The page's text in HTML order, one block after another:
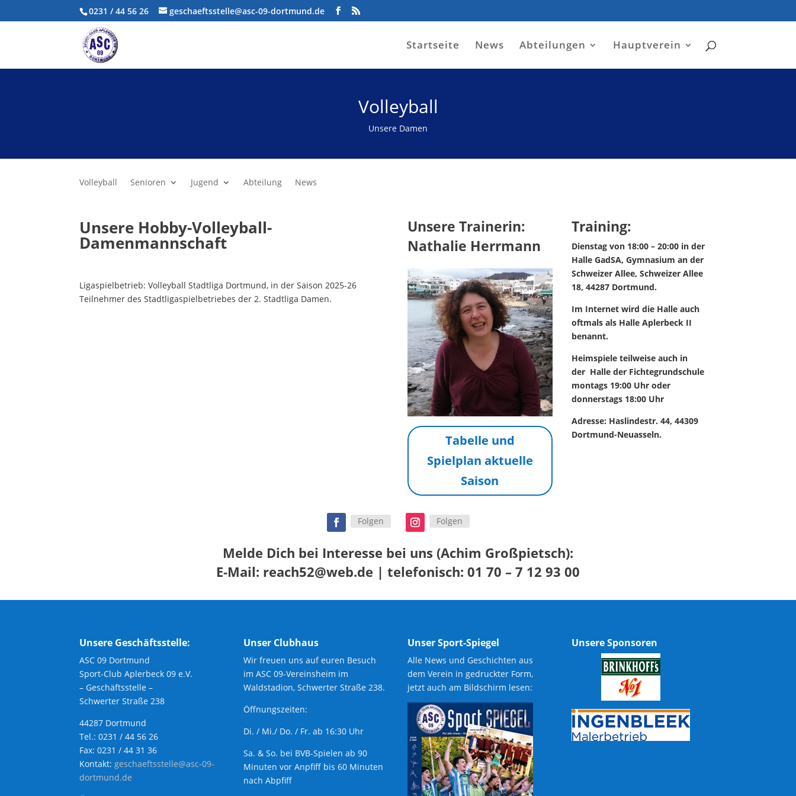
0231 / 44 56 26 geschaeftsstelle@asc-09-dortmund.de
Startseite News Abteilungen Hauptverein
Volleyball
Unsere Damen
Volleyball Senioren Jugend Abteilung News
Unsere Hobby-Volleyball-
Damenmannschaft
Ligaspielbetrieb: Volleyball Stadtliga Dortmund, in der Saison 2025-26
Teilnehmer des Stadtligaspielbetriebes der 2. Stadtliga Damen.
Unsere Trainerin:
Nathalie Herrmann
Tabelle und
Spielplan aktuelle
Saison
Training:
Dienstag von 18:00 – 20:00 in der
Halle GadSA, Gymnasium an der
Schweizer Allee, Schweizer Allee
18, 44287 Dortmund.
Im Internet wird die Halle auch
oftmals als Halle Aplerbeck II
benannt.
Heimspiele teilweise auch in
der Halle der Fichtegrundschule
montags 19:00 Uhr oder
donnerstags 18:00 Uhr
Adresse: Haslindestr. 44, 44309
Dortmund-Neuasseln.
Folgen Folgen
Melde Dich bei Interesse bei uns​ (Achim Großpietsch):
E-Mail: reach52@web.de | telefonisch: 01 70 – 7 12 93 00
Unsere Geschäftsstelle:
ASC 09 Dortmund
Sport-Club Aplerbeck 09 e.V.
– Geschäftsstelle –
Schwerter Straße 238
44287 Dortmund
Tel.: 0231 / 44 56 26
Fax: 0231 / 44 31 36
Kontakt:geschaeftsstelle@asc-09-
dortmund.de
Unser Clubhaus
Wir freuen uns auf euren Besuch
im ASC 09-Vereinsheim im
Waldstadion, Schwerter Straße 238.
Öffnungszeiten:
Di. / Mi./ Do. / Fr. ab 16:30 Uhr
Sa. & So. bei BVB-Spielen ab 90
Minuten vor Anpfiff bis 60 Minuten
nach Abpfiff
Unser Sport-Spiegel
Alle News und Geschichten aus
dem Verein in gedruckter Form,
jetzt auch am Bildschirm lesen:
Unsere Sponsoren